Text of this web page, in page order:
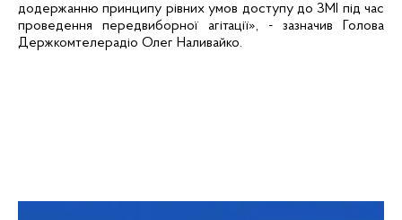
додержанню принципу рівних умов доступу до ЗМІ під час
проведення передвиборної агітації», - зазначив Голова
Держкомтелерадіо Олег Наливайко.